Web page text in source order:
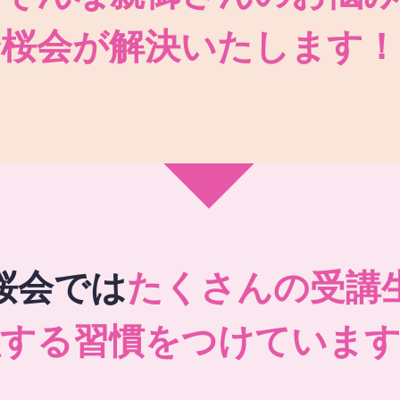
会が解決いたします！
会ではたくさんの受講
る習慣をつけています